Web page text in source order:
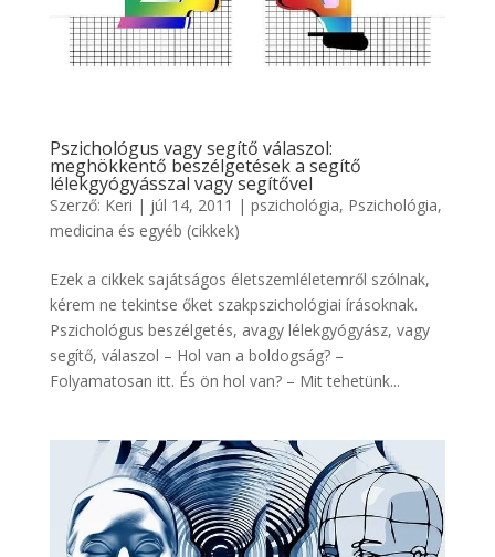
Pszichológus vagy segítő válaszol:
meghökkentő beszélgetések a segítő
lélekgyógyásszal vagy segítővel
Szerző: Keri | júl 14, 2011 | pszichológia, Pszichológia,
medicina és egyéb (cikkek)
Ezek a cikkek sajátságos életszemléletemről szólnak,
kérem ne tekintse őket szakpszichológiai írásoknak.
Pszichológus beszélgetés, avagy lélekgyógyász, vagy
segítő, válaszol – Hol van a boldogság? –
Folyamatosan itt. És ön hol van? – Mit tehetünk...